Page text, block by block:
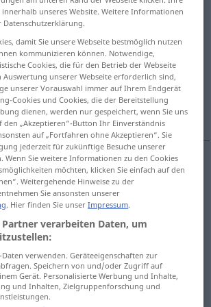
Übersetzung anklicken/antippen)
kristallartig, Kristall…
kristallinisch
, kristallartig, Kristall…
FIG
crystalline
unseres Website. Weitere Informationen
Datenschutzerklärung.
damit Sie unsere Webseite bestmöglich nutzen
kommunizieren können. Notwendige,
Cookies, die für den Betrieb der Webseite
Auswertung unserer Webseite erforderlich sind,
unserer Vorauswahl immer auf Ihrem Endgerät
Cookies und Cookies, die der Bereitstellung
dienen, werden nur gespeichert, wenn Sie uns
den „Akzeptieren“-Button Ihr Einverständnis
auf „Fortfahren ohne Akzeptieren“. Sie
jederzeit für zukünftige Besuche unserer
Wenn Sie weitere Informationen zu den Cookies
möchten, klicken Sie einfach auf den
Weitergehende Hinweise zu der
Sie ansonsten unserer
. Hier finden Sie unserImpressum.
verarbeiten Daten, um
verwenden. Geräteeigenschaften zur
Speichern von und/oder Zugriff auf
Gerät. Personalisierte Werbung und Inhalte,
und Inhalten, Zielgruppenforschung und